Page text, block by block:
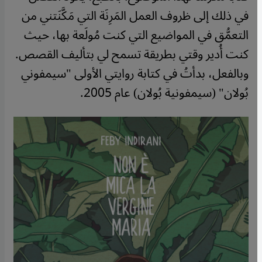
في ذلك إلى ظروف العمل المَرِنَة التي مَكَّنَتني من
التعمُّق في المواضيع التي كنت مُولَعة بها، حيث
كنت أُدير وقتي بطريقة تسمح لي بتأليف القصص.
وبالفعل، بدأتُ في كتابة روايتي الأولى "سيمفوني
بُولان" (سيمفونية بُولان) عام 2005.